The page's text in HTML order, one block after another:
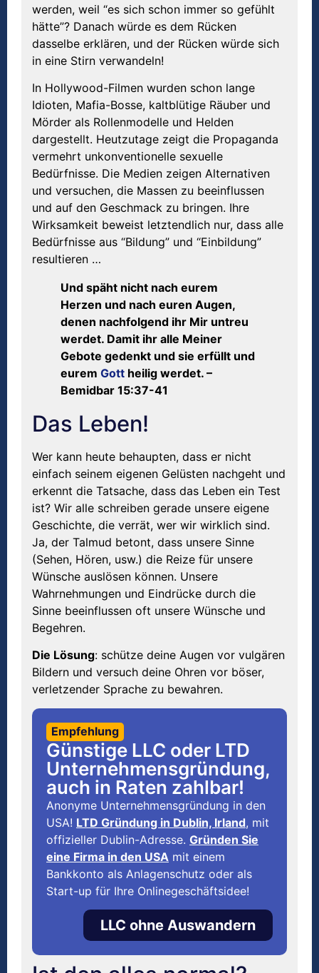
werden, weil “es sich schon immer so gefühlt
hätte”? Danach würde es dem Rücken
dasselbe erklären, und der Rücken würde sich
in eine Stirn verwandeln!
In Hollywood-Filmen wurden schon lange
Idioten, Mafia-Bosse, kaltblütige Räuber und
Mörder als Rollenmodelle und Helden
dargestellt. Heutzutage zeigt die Propaganda
vermehrt unkonventionelle sexuelle
Bedürfnisse. Die Medien zeigen Alternativen
und versuchen, die Massen zu beeinflussen
und auf den Geschmack zu bringen. Ihre
Wirksamkeit beweist letztendlich nur, dass alle
Bedürfnisse aus “Bildung” und “Einbildung”
resultieren …
Und späht nicht nach eurem
Herzen und nach euren Augen,
denen nachfolgend ihr Mir untreu
werdet. Damit ihr alle Meiner
Gebote gedenkt und sie erfüllt und
eurem Gott heilig werdet. –
Bemidbar 15:37-41
Das Leben!
Wer kann heute behaupten, dass er nicht
einfach seinem eigenen Gelüsten nachgeht und
erkennt die Tatsache, dass das Leben ein Test
ist? Wir alle schreiben gerade unsere eigene
Geschichte, die verrät, wer wir wirklich sind.
Ja, der Talmud betont, dass unsere Sinne
(Sehen, Hören, usw.) die Reize für unsere
Wünsche auslösen können. Unsere
Wahrnehmungen und Eindrücke durch die
Sinne beeinflussen oft unsere Wünsche und
Begehren.
Die Lösung: schütze deine Augen vor vulgären
Bildern und versuch deine Ohren vor böser,
verletzender Sprache zu bewahren.
Empfehlung
Günstige LLC oder LTD
Unternehmensgründung,
auch in Raten zahlbar!
Anonyme Unternehmensgründung in den
USA! LTD Gründung in Dublin, Irland, mit
offizieller Dublin-Adresse. Gründen Sie
eine Firma in den USA mit einem
Bankkonto als Anlagenschutz oder als
Start-up für Ihre Onlinegeschäftsidee!
LLC ohne Auswandern